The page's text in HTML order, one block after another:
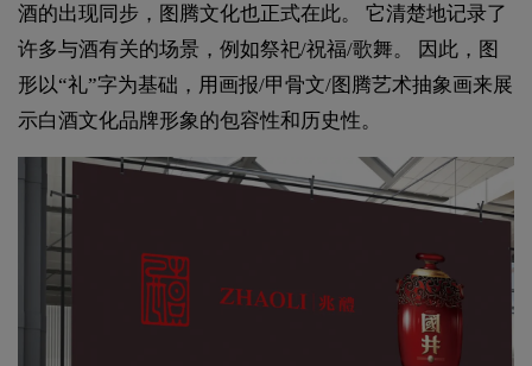
酒的出现同步，图腾文化也正式在此。 它清楚地记录了
许多与酒有关的场景，例如祭祀/祝福/歌舞。 因此，图
形以“礼”字为基础，用画报/甲骨文/图腾艺术抽象画来展
示白酒文化品牌形象的包容性和历史性。